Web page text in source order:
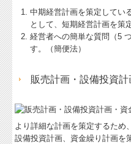
中期経営計画を策定してい
として、短期経営計画を策
経営者への簡単な質問（5
す。（簡便法）
販売計画・設備投資
より詳細な計画を策定するため
設備投資計画、資金繰り計画を